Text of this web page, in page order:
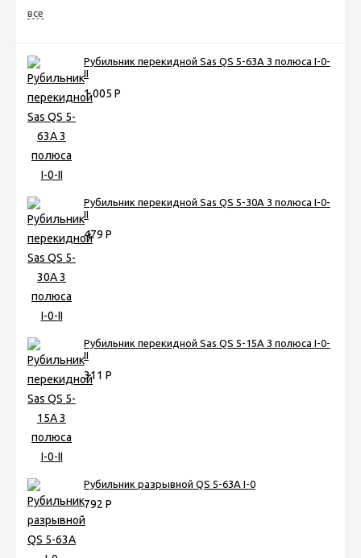
все
Рубильник перекидной Sas QS 5-63A 3 полюса I-0-
II
1 005 Р
Рубильник перекидной Sas QS 5-30A 3 полюса I-0-
II
479 Р
Рубильник перекидной Sas QS 5-15A 3 полюса I-0-
II
311 Р
Рубильник разрывной QS 5-63A I-0
792 Р